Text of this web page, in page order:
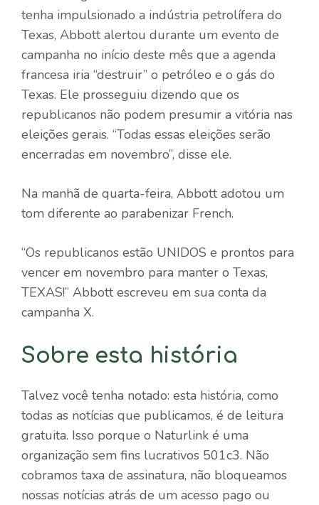
tenha impulsionado a indústria petrolífera do
Texas, Abbott alertou durante um evento de
campanha no início deste mês que a agenda
francesa iria “destruir” o petróleo e o gás do
Texas. Ele prosseguiu dizendo que os
republicanos não podem presumir a vitória nas
eleições gerais. “Todas essas eleições serão
encerradas em novembro”, disse ele.
Na manhã de quarta-feira, Abbott adotou um
tom diferente ao parabenizar French.
“Os republicanos estão UNIDOS e prontos para
vencer em novembro para manter o Texas,
TEXAS!” Abbott escreveu em sua conta da
campanha X.
Sobre esta história
Talvez você tenha notado: esta história, como
todas as notícias que publicamos, é de leitura
gratuita. Isso porque o Naturlink é uma
organização sem fins lucrativos 501c3. Não
cobramos taxa de assinatura, não bloqueamos
nossas notícias atrás de um acesso pago ou